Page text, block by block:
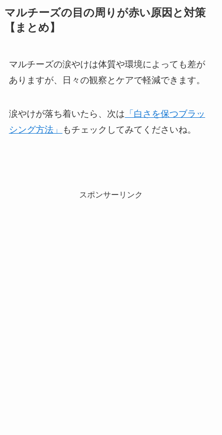
マルチーズの目の周りが赤い原因と対策
【まとめ】
マルチーズの涙やけは体質や環境によっても差が
ありますが、日々の観察とケアで軽減できます。
涙やけが落ち着いたら、次は 「白さを保つブラッ
シング方法」
もチェックしてみてくださいね。
スポンサーリンク